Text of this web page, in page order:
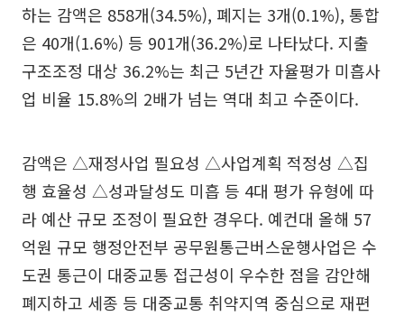
하는 감액은 858개(34.5%), 폐지는 3개(0.1%), 통합
은 40개(1.6%) 등 901개(36.2%)로 나타났다. 지출
구조조정 대상 36.2%는 최근 5년간 자율평가 미흡사
업 비율 15.8%의 2배가 넘는 역대 최고 수준이다.
감액은 △재정사업 필요성 △사업계획 적정성 △집
행 효율성 △성과달성도 미흡 등 4대 평가 유형에 따
라 예산 규모 조정이 필요한 경우다. 예컨대 올해 57
억원 규모 행정안전부 공무원통근버스운행사업은 수
도권 통근이 대중교통 접근성이 우수한 점을 감안해
폐지하고 세종 등 대중교통 취약지역 중심으로 재편